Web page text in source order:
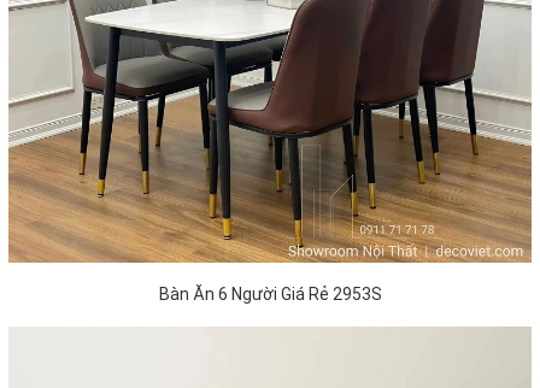
Bàn Ăn 6 Người Giá Rẻ 2953S